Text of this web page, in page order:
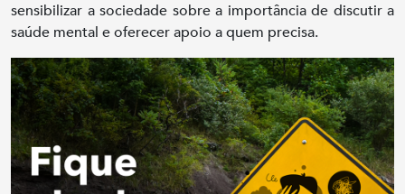
sensibilizar a sociedade sobre a importância de discutir a
saúde mental e oferecer apoio a quem precisa.